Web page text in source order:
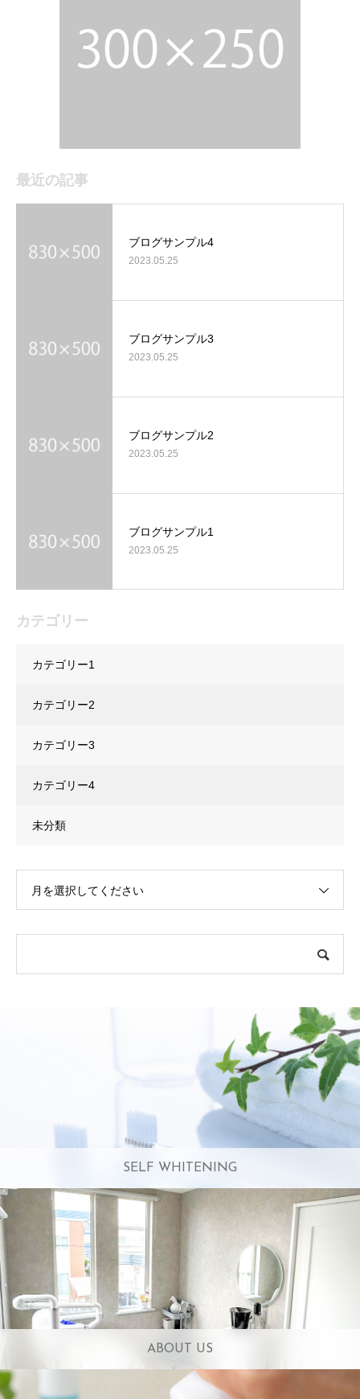
最近の記事
ブログサンプル4
2023.05.25
ブログサンプル3
2023.05.25
ブログサンプル2
2023.05.25
ブログサンプル1
2023.05.25
カテゴリー
カテゴリー1
カテゴリー2
カテゴリー3
カテゴリー4
未分類
月を選択してください
SELF WHITENING
ABOUT US